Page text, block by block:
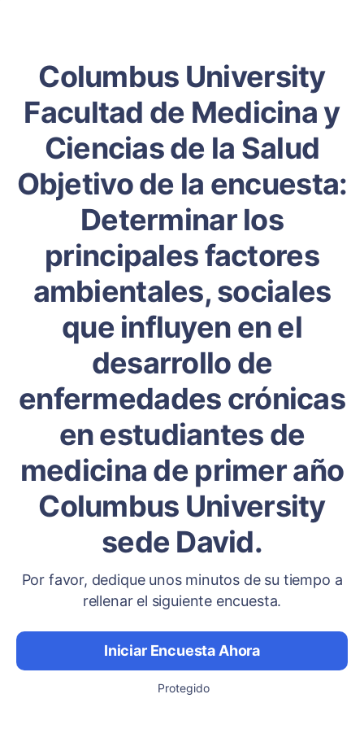
Columbus University
Facultad de Medicina y
Ciencias de la Salud
Objetivo de la encuesta:
Determinar los
principales factores
ambientales, sociales
que influyen en el
desarrollo de
enfermedades crónicas
en estudiantes de
medicina de primer año
Columbus University
sede David.
Por favor, dedique unos minutos de su tiempo a
rellenar el siguiente encuesta.
Iniciar Encuesta Ahora
Protegido